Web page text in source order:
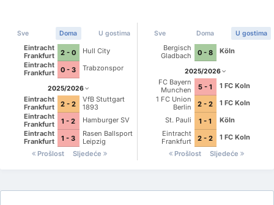
Sve Doma U gostima
Eintracht
Frankfurt
2 - 0
Hull City
Eintracht
Frankfurt
0 - 3 Trabzonspor
2025/2026
Eintracht
Frankfurt
2 - 2
VfB Stuttgart
1893
Eintracht
Frankfurt
1 - 2
Hamburger SV
Eintracht
Frankfurt
1 - 3
Rasen Ballsport
Leipzig
Prošlost
Sljedeće
Sve Doma U gostima
Bergisch
Gladbach
0 - 8 Köln
2025/2026
FC Bayern
Munchen
5 - 1
1 FC Koln
1 FC Union
Berlin
2 - 2
1 FC Koln
St. Pauli
1 - 1
Köln
Eintracht
Frankfurt
2 - 2
1 FC Koln
Prošlost
Sljedeće